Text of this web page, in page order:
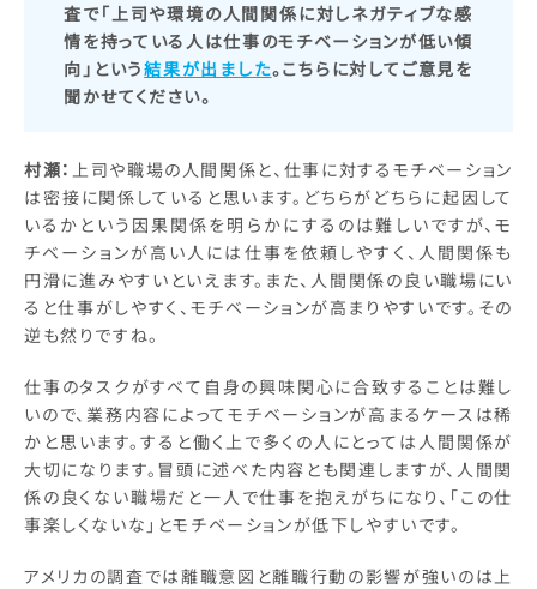
査で「上司や環境の人間関係に対しネガティブな感
情を持っている人は仕事のモチベーションが低い傾
向」という結果が出ました。こちらに対してご意見を
聞かせてください。
村瀬： 上司や職場の人間関係と、仕事に対するモチベーション
は密接に関係していると思います。どちらがどちらに起因して
いるかという因果関係を明らかにするのは難しいですが、モ
チベーションが高い人には仕事を依頼しやすく、人間関係も
円滑に進みやすいといえます。また、人間関係の良い職場にい
ると仕事がしやすく、モチベーションが高まりやすいです。その
逆も然りですね。
仕事のタスクがすべて自身の興味関心に合致することは難し
いので、業務内容によってモチベーションが高まるケースは稀
かと思います。すると働く上で多くの人にとっては人間関係が
大切になります。冒頭に述べた内容とも関連しますが、人間関
係の良くない職場だと一人で仕事を抱えがちになり、「この仕
事楽しくないな」とモチベーションが低下しやすいです。
アメリカの調査では離職意図と離職行動の影響が強いのは上